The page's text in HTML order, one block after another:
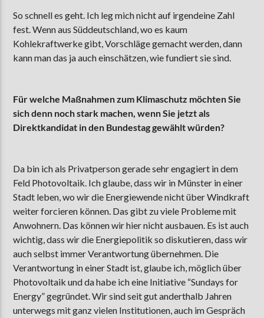
So schnell es geht. Ich leg mich nicht auf irgendeine Zahl
fest. Wenn aus Süddeutschland, wo es kaum
Kohlekraftwerke gibt, Vorschläge gemacht werden, dann
kann man das ja auch einschätzen, wie fundiert sie sind.
Für welche Maßnahmen zum Klimaschutz möchten Sie
sich denn noch stark machen, wenn Sie jetzt als
Direktkandidat in den Bundestag gewählt würden?
Da bin ich als Privatperson gerade sehr engagiert in dem
Feld Photovoltaik. Ich glaube, dass wir in Münster in einer
Stadt leben, wo wir die Energiewende nicht über Windkraft
weiter forcieren können. Das gibt zu viele Probleme mit
Anwohnern. Das können wir hier nicht ausbauen. Es ist auch
wichtig, dass wir die Energiepolitik so diskutieren, dass wir
auch selbst immer Verantwortung übernehmen. Die
Verantwortung in einer Stadt ist, glaube ich, möglich über
Photovoltaik und da habe ich eine Initiative “Sundays for
Energy” gegründet. Wir sind seit gut anderthalb Jahren
unterwegs mit ganz vielen Institutionen, auch im Gespräch